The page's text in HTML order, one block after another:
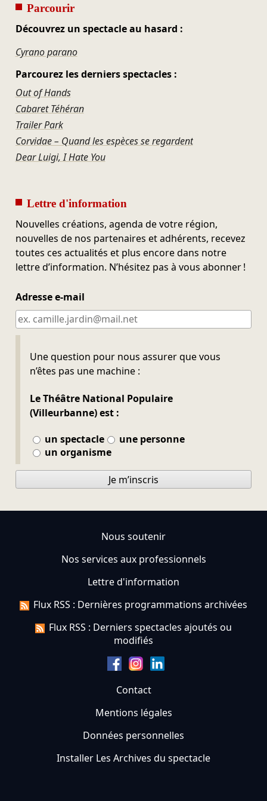
Parcourir
Découvrez un spectacle au hasard :
Cyrano parano
Parcourez les derniers spectacles :
Out of Hands
Cabaret Téhéran
Trailer Park
Corvidae – Quand les espèces se regardent
Dear Luigi, I Hate You
Lettre d'information
Nouvelles créations, agenda de votre région,
nouvelles de nos partenaires et adhérents, recevez
toutes ces actualités et plus encore dans notre
lettre d’information. N’hésitez pas à vous abonner !
Adresse e-mail
Une question pour nous assurer que vous
n’êtes pas une machine :
Le Théâtre National Populaire
(Villeurbanne) est :
un spectacle
une personne
un organisme
Ne pas remplir
Je m’inscris
Nous soutenir
Nos services aux professionnels
Lettre d'information
Flux RSS : Dernières programmations archivées
Flux RSS : Derniers spectacles ajoutés ou
modifiés
Contact
Mentions légales
Données personnelles
Installer Les Archives du spectacle